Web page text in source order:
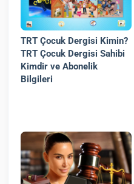
TRT Çocuk Dergisi Kimin?
TRT Çocuk Dergisi Sahibi
Kimdir ve Abonelik
Bilgileri